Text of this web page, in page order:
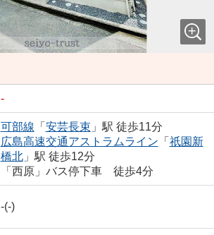
-
可部線 「 安芸長束 」駅 徒歩11分
広島高速交通アストラムライン 「 祇園新
橋北」駅 徒歩12分
「西原」バス停下車 徒歩4分
-(-)